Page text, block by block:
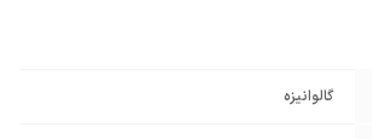
گالوانیزه